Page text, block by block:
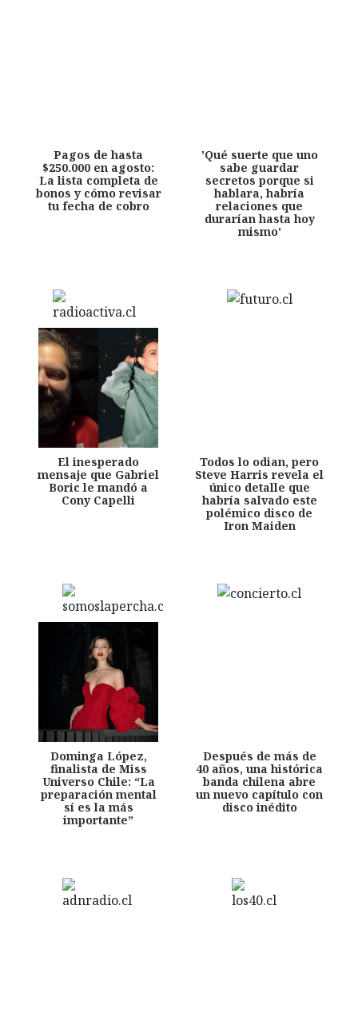
Pagos de hasta
$250.000 en agosto:
La lista completa de
bonos y cómo revisar
tu fecha de cobro
'Qué suerte que uno
sabe guardar
secretos porque si
hablara, habría
relaciones que
durarían hasta hoy
mismo'
El inesperado
mensaje que Gabriel
Boric le mandó a
Cony Capelli
Todos lo odian, pero
Steve Harris revela el
único detalle que
habría salvado este
polémico disco de
Iron Maiden
Dominga López,
finalista de Miss
Universo Chile: “La
preparación mental
sí es la más
importante”
Después de más de
40 años, una histórica
banda chilena abre
un nuevo capítulo con
disco inédito